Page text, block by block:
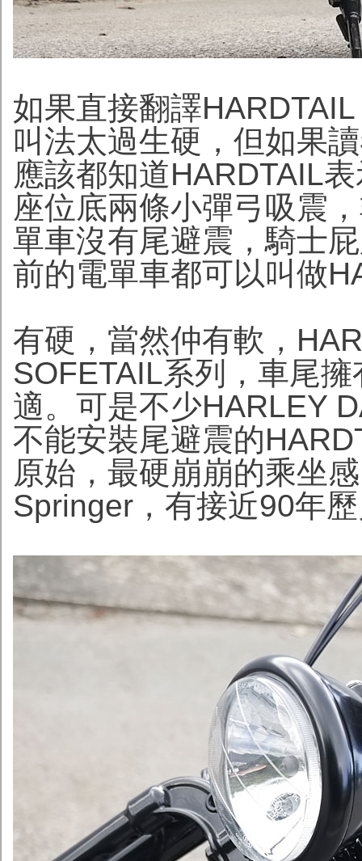
如果直接翻譯
叫法太過生硬，但如果
應該都知道HARDTAIL
座位底兩條小彈弓吸震
單車沒有尾避震，騎士
前的電單車都可以叫做
有硬，當然仲有軟，
SOFETAIL系列，車尾
適。可是不少HARLEY
不能安裝尾避震的
原始，最硬崩崩的乘坐
Springer，有接近90年